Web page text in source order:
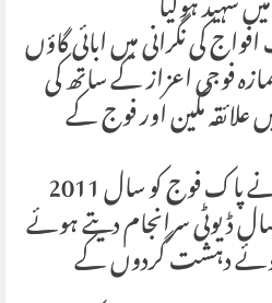
کی نگرانی میں ابائی گاؤں
فوجی اعزاز کے ساتھ کی
علائقہ مکین اور فوج کے
شہد اہلکار امیر حسین شر نے پاک فوج کو سال 2011
ہوا تھا جو 12 سال ڈیوٹی سرانجام دیتے ہوئے
دہشت گردوں کے